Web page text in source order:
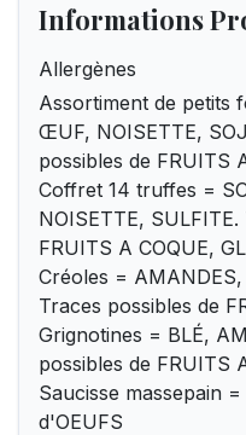
Informations
Allergènes
Assortiment de petits
ŒUF, NOISETTE,
possibles de FRUITS
Coffret 14 truffes =
NOISETTE,
FRUITS A COQUE,
Créoles =
Traces possibles de
Grignotines = BLÉ,
possibles de FRUITS
Saucisse massepain
d'OEUFS